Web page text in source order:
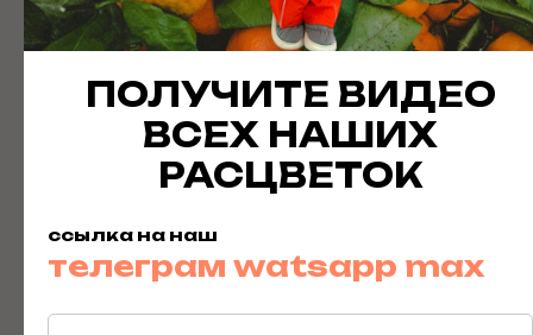
ПОЛУЧИТЕ ВИДЕО
ВСЕХ НАШИХ
РАСЦВЕТОК
ссылка на наш
телеграм watsapp max
отправить